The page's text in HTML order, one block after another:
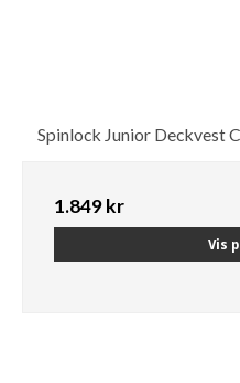
Spinlock Junior Deckvest
1.849 kr
Vis